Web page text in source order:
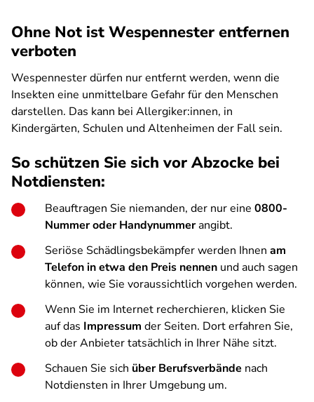
Ohne Not ist Wespennester entfernen
verboten
Wespennester dürfen nur entfernt werden, wenn die
Insekten eine unmittelbare Gefahr für den Menschen
darstellen. Das kann bei Allergiker:innen, in
Kindergärten, Schulen und Altenheimen der Fall sein.
So schützen Sie sich vor Abzocke bei
Notdiensten:
Beauftragen Sie niemanden, der nur eine 0800-
Nummer oder Handynummerangibt.
Seriöse Schädlingsbekämpfer werden Ihnen am
Telefon in etwa den Preis nennen und auch sagen
können, wie Sie voraussichtlich vorgehen werden.
Wenn Sie im Internet recherchieren, klicken Sie
auf das Impressum der Seiten. Dort erfahren Sie,
ob der Anbieter tatsächlich in Ihrer Nähe sitzt.
Schauen Sie sich über Berufsverbände nach
Notdiensten in Ihrer Umgebung um.